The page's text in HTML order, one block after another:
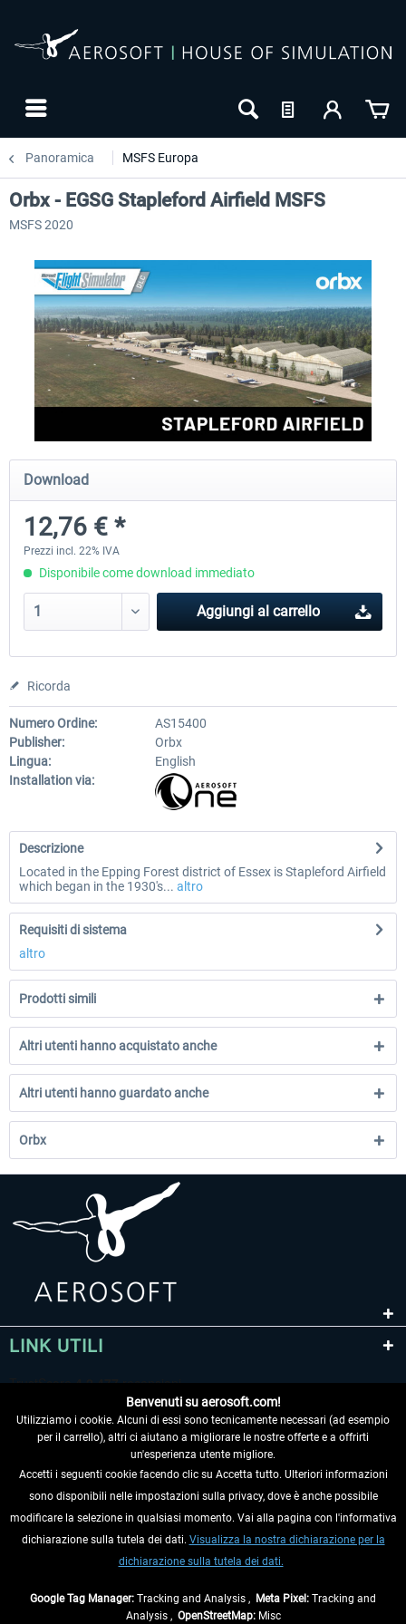
Panoramica MSFS Europa
Aerosoft Airport Cologne/Bonn
18,40 € *
Orbx - EGSG Stapleford Airfield MSFS
MSFS 2020
Download
12,76 € *
Prezzi incl. 22% IVA
Disponibile come download immediato
Aggiungi al carrello
Ricorda
Numero Ordine:
AS15400
Publisher:
Orbx
Lingua:
English
Installation via:
Descrizione
Located in the Epping Forest district of Essex is Stapleford Airfield
which began in the 1930's... altro
Requisiti di sistema
altro
Prodotti simili
Altri utenti hanno acquistato anche
Altri utenti hanno guardato anche
Orbx
LINK UTILI
RECEDERE DAL CONTRATTO
INFORMAZIONI
Benvenuti su aerosoft.com!
Utilizziamo i cookie. Alcuni di essi sono tecnicamente necessari (ad esempio
per il carrello), altri ci aiutano a migliorare le nostre offerte e a offrirti
un'esperienza utente migliore.
Accetti i seguenti cookie facendo clic su Accetta tutto. Ulteriori informazioni
sono disponibili nelle impostazioni sulla privacy, dove è anche possibile
modificare la selezione in qualsiasi momento. Vai alla pagina con l'informativa
dichiarazione sulla tutela dei dati. Visualizza la nostra dichiarazione per la
dichiarazione sulla tutela dei dati.
Google Tag Manager: Tracking and Analysis , Meta Pixel: Tracking and
Analysis , OpenStreetMap:Misc